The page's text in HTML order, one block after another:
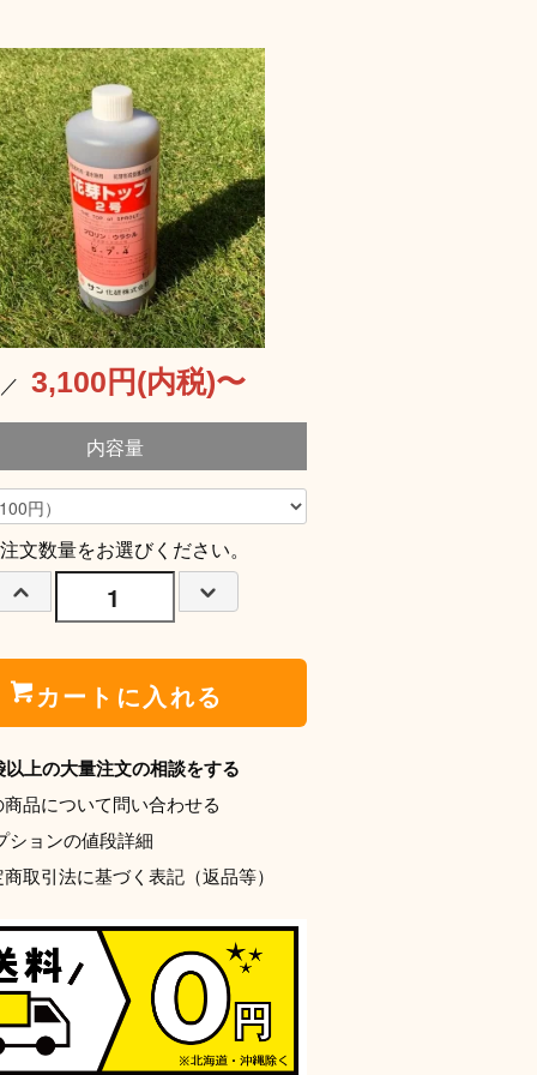
3,100円(内税)〜
内容量
文数量をお選びください。
カートに入れる
以上の大量注文の相談をする
商品について問い合わせる
ションの値段詳細
取引法に基づく表記（返品等）